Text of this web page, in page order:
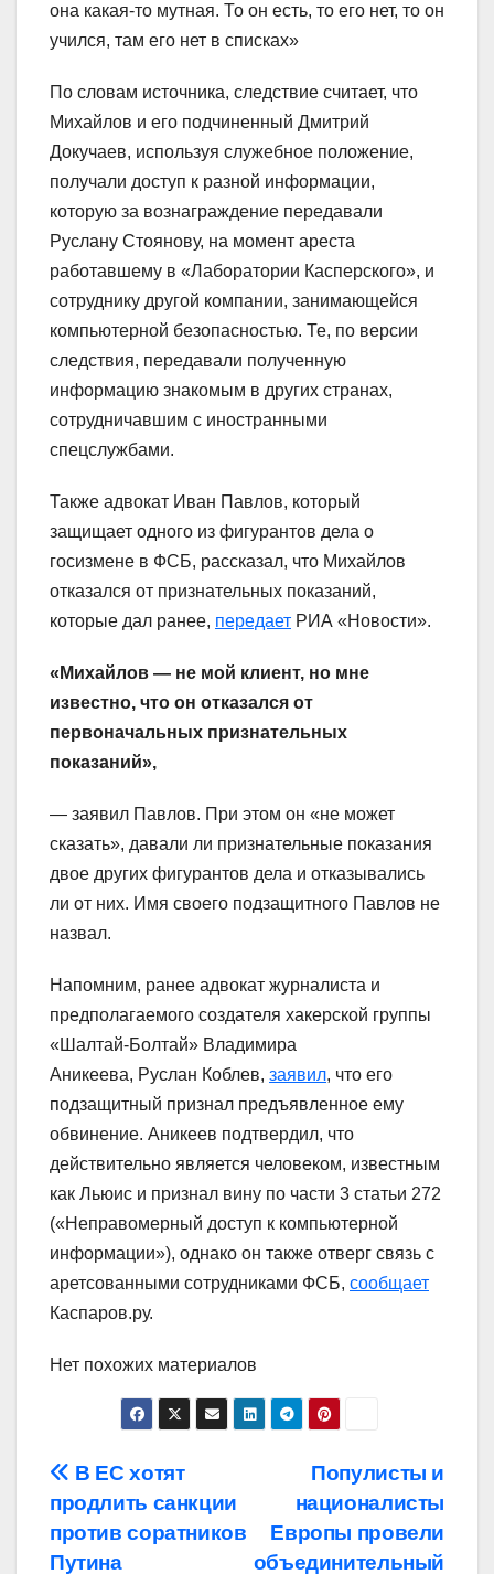
она какая-то мутная. То он есть, то его нет, то он
учился, там его нет в списках»
По словам источника, следствие считает, что
Михайлов и его подчиненный Дмитрий
Докучаев, используя служебное положение,
получали доступ к разной информации,
которую за вознаграждение передавали
Руслану Стоянову, на момент ареста
работавшему в «Лаборатории Касперского», и
сотруднику другой компании, занимающейся
компьютерной безопасностью. Те, по версии
следствия, передавали полученную
информацию знакомым в других странах,
сотрудничавшим с иностранными
спецслужбами.
Также адвокат Иван Павлов, который
защищает одного из фигурантов дела о
госизмене в ФСБ, рассказал, что Михайлов
отказался от признательных показаний,
которые дал ранее, передает РИА «Новости».
«Михайлов — не мой клиент, но мне
известно, что он отказался от
первоначальных признательных
показаний»,
— заявил Павлов. При этом он «не может
сказать», давали ли признательные показания
двое других фигурантов дела и отказывались
ли от них. Имя своего подзащитного Павлов не
назвал.
Напомним, ранее адвокат журналиста и
предполагаемого создателя хакерской группы
«Шалтай-Болтай» Владимира
Аникеева, Руслан Коблев, заявил, что его
подзащитный признал предъявленное ему
обвинение. Аникеев подтвердил, что
действительно является человеком, известным
как Льюис и признал вину по части 3 статьи 272
(«Неправомерный доступ к компьютерной
информации»), однако он также отверг связь с
аретсованными сотрудниками ФСБ, сообщает
Каспаров.ру.
Нет похожих материалов
Навигация
по
Популисты и
националисты
Европы провели
объединительный
В ЕС хотят
продлить санкции
против соратников
Путина